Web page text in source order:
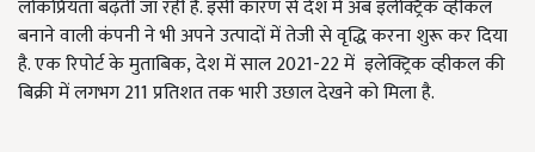
लोकप्रियता बढ़ती जा रही है. इसी कारण से देश में अब इलेक्ट्रिक व्हीकल
बनाने वाली कंपनी ने भी अपने उत्पादों में तेजी से वृद्धि करना शुरू कर दिया
है. एक रिपोर्ट के मुताबिक, देश में साल 2021-22 में इलेक्ट्रिक व्हीकल की
बिक्री में लगभग 211 प्रतिशत तक भारी उछाल देखने को मिला है.